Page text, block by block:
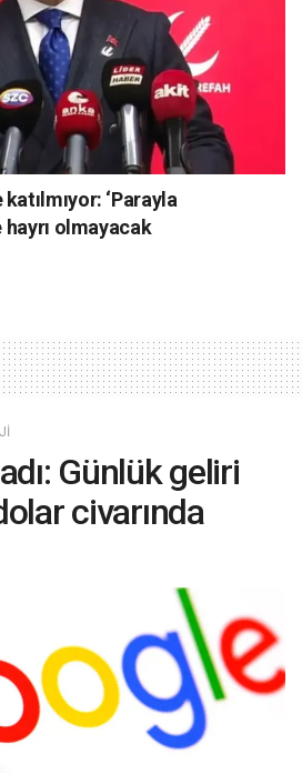
‘Parayla
hayrı olmayacak
Günlük geliri
civarında